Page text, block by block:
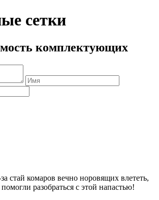
сетки
комплектующих
стай комаров вечно норовящих влететь,
разобраться с этой напастью!